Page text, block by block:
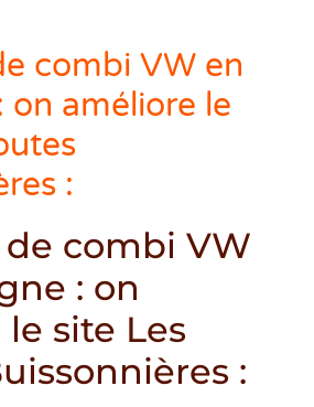
combi VW en
on améliore le
:
combi VW
: on
site Les
: